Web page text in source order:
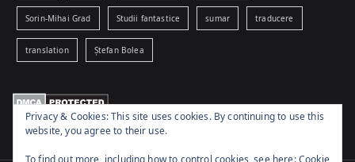
Sorin-Mihai Grad Studii fantastice sumar traducere
translation Ștefan Bolea
Privacy & Cookies: This site uses cookies. By continuing to use this
website, you agree to their use.
To find out more, including how to control cookies, see here:Cookie